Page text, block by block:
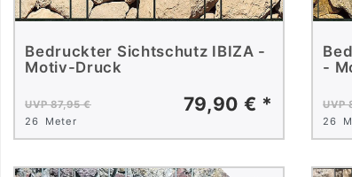
Bedruckter Sichtschutz IBIZA -
Motiv-Druck
UVP 87,95 € 79,90 € *
26 Meter
-
UVP
26